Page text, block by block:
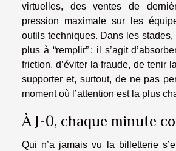
virtuelles, des ventes de
pression maximale sur les
outils techniques. Dans les stades,
plus à “remplir” : il s’agit
friction, d’éviter la fraude, de tenir
supporter et, surtout, de ne pas
moment où l’attention est la plus
À J-0, chaque minute
Qui n’a jamais vu la billetterie